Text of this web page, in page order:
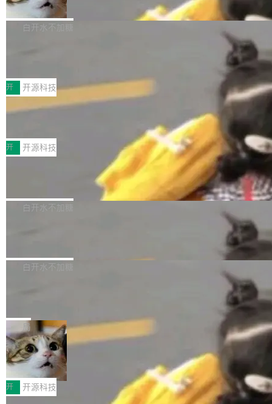
通 ProRes RAW VideoToolbox 硬件加速器 AP
V ...
DeepSeek一天消耗了8万亿# 上了微博热搜——
注意这是 OpenCode 一家的消耗。 OpenCode
不完。」5T 来自免费额度，3T 来自 Go...
NetBSD 11.0 现已正式发布，这是 NetBSD 操
作系统的第十八个主要版本。 自 NetBSD 10.1
ve JH71XX 的设备，例如 VisionFive 2、PINE
64 STAR64，以及 QEMU。 增强了对 POSIX.1
-2024 和 C23 编程接口标准的兼容性。 compat
_linux(8) 增强了对 Linux 系统调用的支持，包
括 epoll（围绕 kqueue 实现）、POSIX 消息队
列、...
白开水不加糖
案
享会在上海举办。鸿蒙生态的全场景智慧营销平
台鲸鸿动能协同华为游戏中心，面向游戏行业开
发者及生态伙伴，系统呈现了平台在游戏领域的
完整能力版图——从IAP高价值用户的全周期经
营、到IAA游戏的“买变一体”正循环、再到联运与
广告协同的全链路经营闭环，以及面向全球市场
的出海增长布局。 华为终端云业务商业化销售负
责人在开场致辞中表示，游戏开发者的核心诉求
已不再是“多一个投放渠道”，而是一套能够持续
高质量游戏...
开 开源科技
技嘉X3D系列再添新成员 B850 AORU
面向AMD Ryzen X3D处理器玩家，技嘉X3D系
列主板阵容迎来新成员——B850 AORUS ELITE
X3D。作为面向主流高性能平台打造的全新主板
产品，B850 AORUS ELITE X3D延续技嘉在X3
D平台优化上的技术积累，旨在为游戏玩家带来
更稳定、更高效的装机选择。 B850 AORUS ELI
式2.0，可根据不同使用场景释放处理器潜力，
开 开源科技
Zadig v5.0 发布：AI 发布专员与 AI 审
我们团队这几天最大的卡点不是 AI 写得不够
好，是 AI 写得太好了。 好到审查排期从两天的
过 1528 名开发者，85% 说 AI 把瓶颈从写代码
白开水不加糖
数据库，有一个图形后端。作为一个原生的 Gra
布，具体更新内容包括： feat(zero)：Zero 现
支持 --security superflag（token=...;whitelist
=...），与 Alpha 版本的格式一致，并据此对其
管理 HTTP 端点进行授权。 <blockquote> <p>
<span><strong>警告：</strong>&nbsp;Zero
的 admin ...
白开水不加糖
块钱的玩意儿——一根小竹签，一个竹筒，一头
系着涂了松香的线。甩起来，竹膜震动，发出“哇
——哇”的蝉鸣声。实物越来越难找了，有开发者
把它做成了 Web 玩具，放在 zhuzhiliao.imsai.c
c 上，并在 GitHub 开源。 玩法很简单：按住屏
幕画圈，或者直接甩手机。页面会实时显示转速
局
30倍效率升级：解锁医学影像数据要素
价值化的真实路径
完成一例腹部CT影像标注，张医生过去需要约1
20个小时。他必须在数百张连续影像上，一笔一
笔勾画边界，一层一层识别肌肉组织。如今，使
开 开源科技